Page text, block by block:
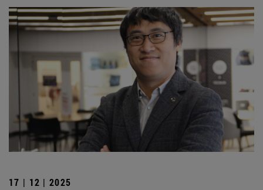
17 | 12 | 2025